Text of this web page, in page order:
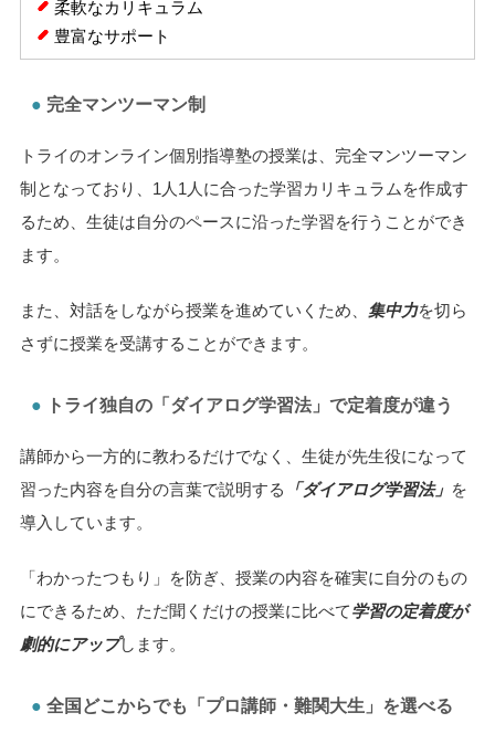
柔軟なカリキュラム
豊富なサポート
完全マンツーマン制
トライのオンライン個別指導塾の授業は、完全マンツーマン
制となっており、1人1人に合った学習カリキュラムを作成す
るため、生徒は自分のペースに沿った学習を行うことができ
ます。
また、対話をしながら授業を進めていくため、 集中力を切ら
さずに授業を受講することができます。
トライ独自の「ダイアログ学習法」で定着度が違う
講師から一方的に教わるだけでなく、生徒が先生役になって
習った内容を自分の言葉で説明する
「ダイアログ学習法」 を
導入しています。
「わかったつもり」を防ぎ、授業の内容を確実に自分のもの
にできるため、ただ聞くだけの授業に比べて学習の定着度が
劇的にアップします。
全国どこからでも「プロ講師・難関大生」を選べる